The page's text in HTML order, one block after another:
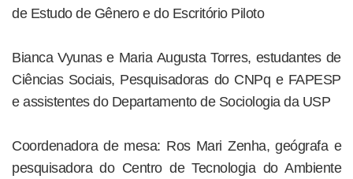
de Estudo de Gênero e do Escritório Piloto
Bianca Vyunas e Maria Augusta Torres, estudantes de
Ciências Sociais, Pesquisadoras do CNPq e FAPESP
e assistentes do Departamento de Sociologia da USP
Coordenadora de mesa: Ros Mari Zenha, geógrafa e
pesquisadora do Centro de Tecnologia do Ambiente